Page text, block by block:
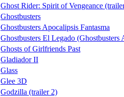
Ghost Rider: Spirit of Vengeance
Ghostbusters
Ghostbusters Apocalipsis Fantasma
Ghostbusters El Legado (Ghostbusters
Ghosts of Girlfriends Past
Gladiador II
Glass
Glee 3D
Godzilla (trailer 2)